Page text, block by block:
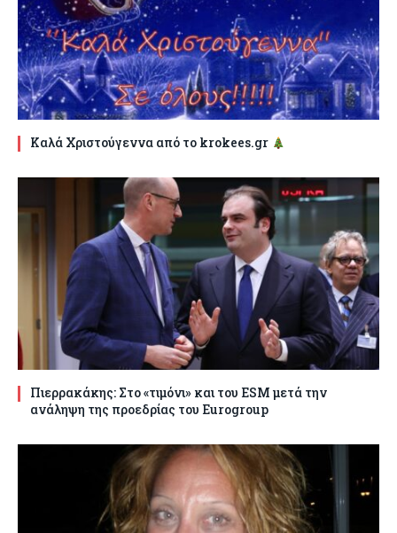
Καλά Χριστούγεννα από το krokees.gr
Πιερρακάκης: Στο «τιμόνι» και του ESM μετά την
ανάληψη της προεδρίας του Eurogroup